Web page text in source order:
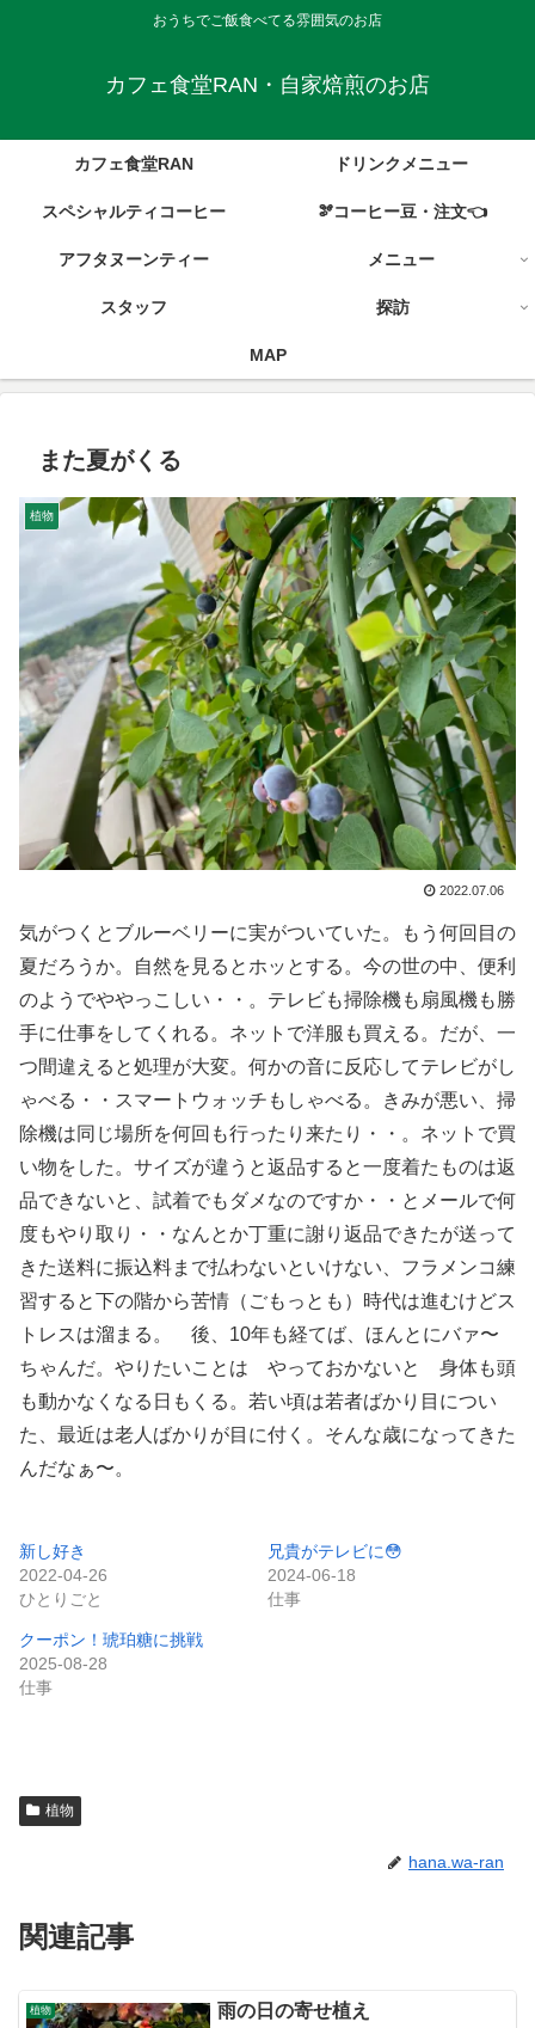
おうちでご飯食べてる雰囲気のお店
カフェ食堂RAN・自家焙煎のお店
カフェ食堂RAN ドリンクメニュー
スペシャルティコーヒー 🫘コーヒー豆・注文👈
アフタヌーンティー メニュー
スタッフ 探訪
MAP
また夏がくる
植物
2022.07.06
気がつくとブルーベリーに実がついていた。もう何回目の
夏だろうか。自然を見るとホッとする。今の世の中、便利
のようでややっこしい・・。テレビも掃除機も扇風機も勝
手に仕事をしてくれる。ネットで洋服も買える。だが、一
つ間違えると処理が大変。何かの音に反応してテレビがし
ゃべる・・スマートウォッチもしゃべる。きみが悪い、掃
除機は同じ場所を何回も行ったり来たり・・。ネットで買
い物をした。サイズが違うと返品すると一度着たものは返
品できないと、試着でもダメなのですか・・とメールで何
度もやり取り・・なんとか丁重に謝り返品できたが送って
きた送料に振込料まで払わないといけない、フラメンコ練
習すると下の階から苦情（ごもっとも）時代は進むけどス
トレスは溜まる。 後、10年も経てば、ほんとにバァ〜
ちゃんだ。やりたいことは やっておかないと 身体も頭
も動かなくなる日もくる。若い頃は若者ばかり目につい
た、最近は老人ばかりが目に付く。そんな歳になってきた
んだなぁ〜。
新し好き
2022-04-26
ひとりごと
兄貴がテレビに😳
2024-06-18
仕事
クーポン！琥珀糖に挑戦
2025-08-28
仕事
植物
hana.wa-ran
関連記事
植物 雨の日の寄せ植え